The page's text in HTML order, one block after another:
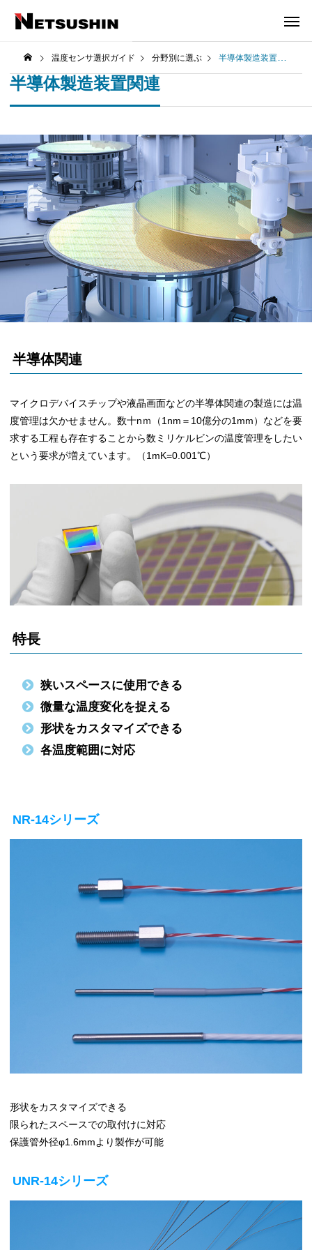
温度センサ選択ガイド 分野別に選ぶ 半導体製造装置関連
半導体製造装置関連
半導体関連
マイクロデバイスチップや液晶画面などの半導体関連の製造には温
度管理は欠かせません。数十nｍ（1nm＝10億分の1mm）などを要
求する工程も存在することから数ミリケルビンの温度管理をしたい
という要求が増えています。（1mK=0.001℃）
特長
狭いスペースに使用できる
微量な温度変化を捉える
形状をカスタマイズできる
各温度範囲に対応
NR-14シリーズ
形状をカスタマイズできる
限られたスペースでの取付けに対応
保護管外径φ1.6mmより製作が可能
UNR-14シリーズ